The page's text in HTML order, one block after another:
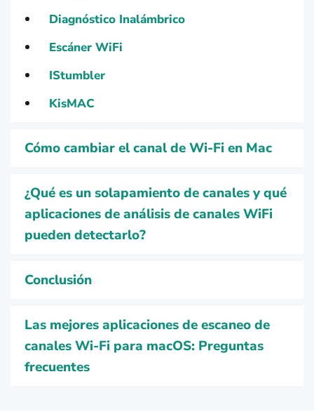
Diagnóstico Inalámbrico
Escáner WiFi
IStumbler
KisMAC
Cómo cambiar el canal de Wi-Fi en Mac
¿Qué es un solapamiento de canales y qué
aplicaciones de análisis de canales WiFi
pueden detectarlo?
Conclusión
Las mejores aplicaciones de escaneo de
canales Wi-Fi para macOS: Preguntas
frecuentes